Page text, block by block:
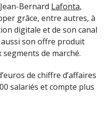
Bernard Lafonta,
grâce, entre autres, à
digitale et de son canal
son offre produit
de marché.
de chiffre d’affaires
salariés et compte plus